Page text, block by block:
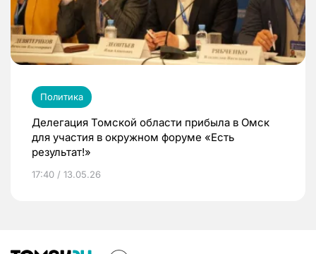
Политика
Делегация Томской области прибыла в Омск
для участия в окружном форуме «Есть
результат!»
17:40 / 13.05.26